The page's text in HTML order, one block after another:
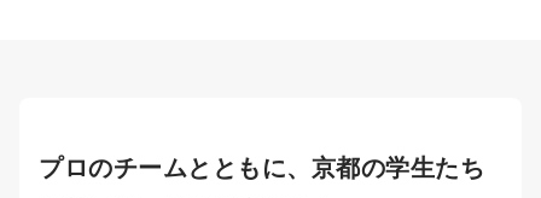
プロのチームとともに、京都の学生たち